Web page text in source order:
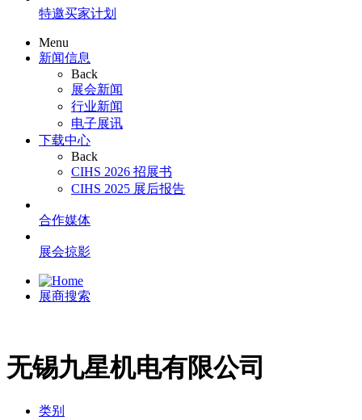
特邀买家计划
Menu
新闻信息
Back
展会新闻
行业新闻
电子展讯
下载中心
Back
CIHS 2026 招展书
CIHS 2025 展后报告
合作媒体
展会掠影
展商搜索
无锡九星机电有限公司
类别